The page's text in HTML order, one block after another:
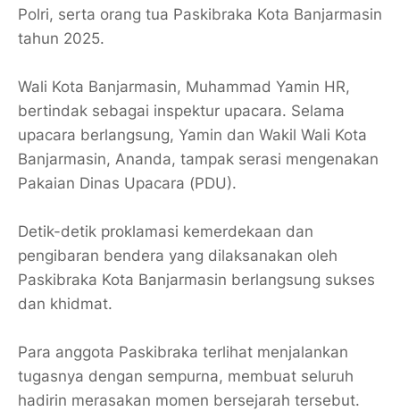
Polri, serta orang tua Paskibraka Kota Banjarmasin
tahun 2025.
​Wali Kota Banjarmasin, Muhammad Yamin HR,
bertindak sebagai inspektur upacara. Selama
upacara berlangsung, Yamin dan Wakil Wali Kota
Banjarmasin, Ananda, tampak serasi mengenakan
Pakaian Dinas Upacara (PDU).
​Detik-detik proklamasi kemerdekaan dan
pengibaran bendera yang dilaksanakan oleh
Paskibraka Kota Banjarmasin berlangsung sukses
dan khidmat.
Para anggota Paskibraka terlihat menjalankan
tugasnya dengan sempurna, membuat seluruh
hadirin merasakan momen bersejarah tersebut.